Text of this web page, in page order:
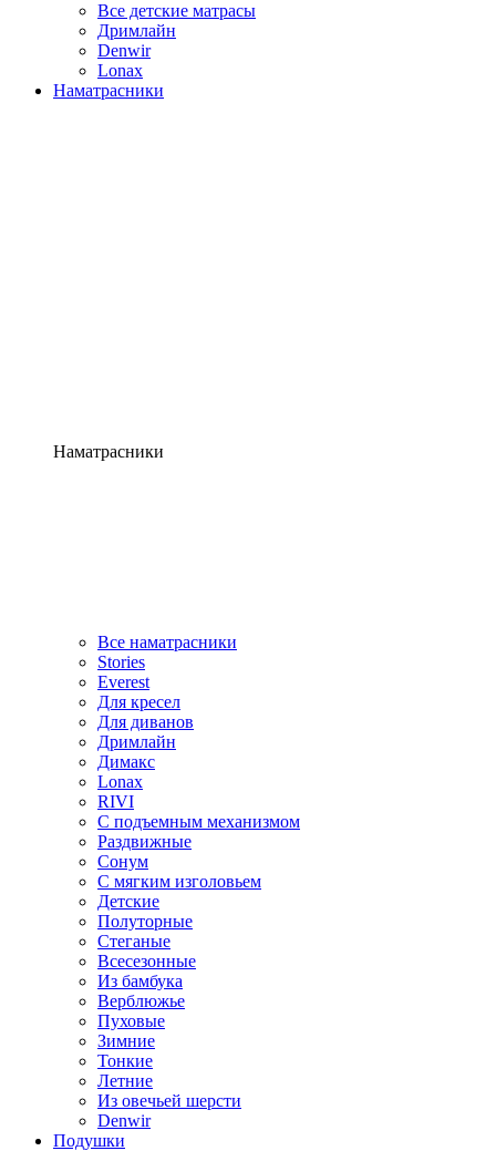
Все детские матрасы
Дримлайн
Denwir
Lonax
Наматрасники
Наматрасники
Все наматрасники
Stories
Everest
Для кресел
Для диванов
Дримлайн
Димакс
Lonax
RIVI
С подъемным механизмом
Раздвижные
Сонум
С мягким изголовьем
Детские
Полуторные
Стеганые
Всесезонные
Из бамбука
Верблюжье
Пуховые
Зимние
Тонкие
Летние
Из овечьей шерсти
Denwir
Подушки